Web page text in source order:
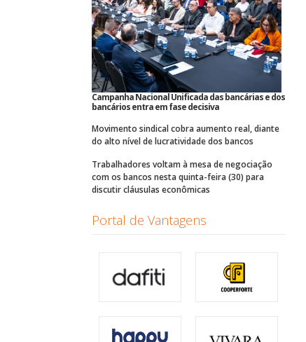
Campanha Nacional Unificada das bancárias e dos
bancários entra em fase decisiva
Movimento sindical cobra aumento real, diante
do alto nível de lucratividade dos bancos
Trabalhadores voltam à mesa de negociação
com os bancos nesta quinta-feira (30) para
discutir cláusulas econômicas
Portal de Vantagens